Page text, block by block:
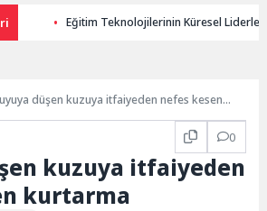
Eğitim Teknolojilerinin Küresel
düşen kuzuya itfaiyeden nefes kesen
0
kuzuya itfaiyeden
kurtarma